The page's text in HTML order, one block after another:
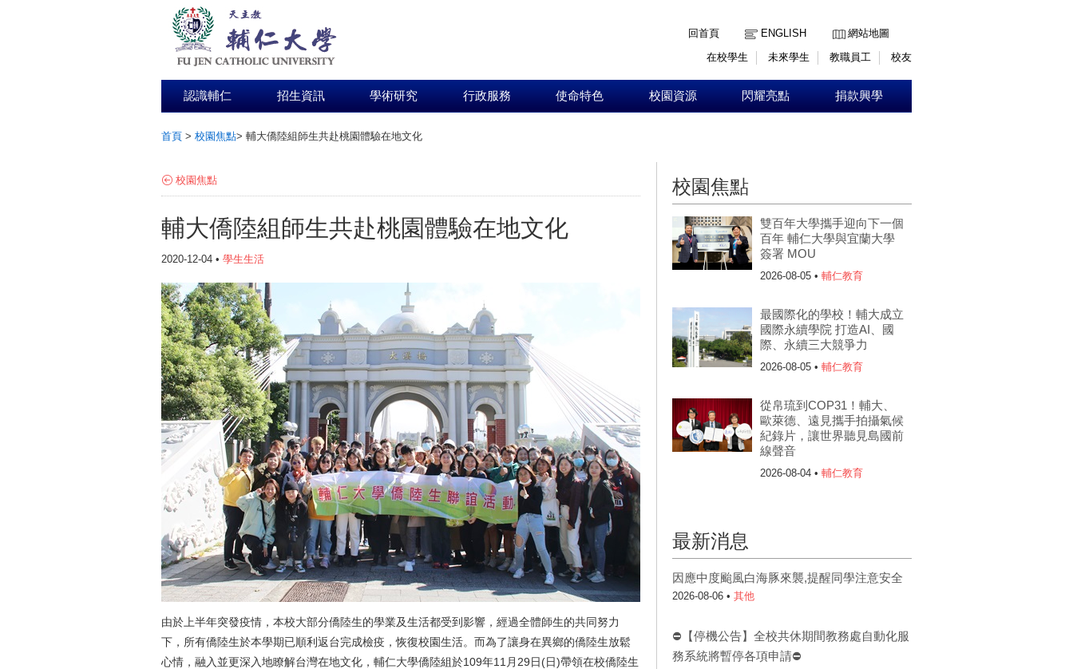
回首頁
ENGLISH
網站地圖
在校學生
未來學生 教職員工 校友
認識輔仁 招生資訊 學術研究 行政服務 使命特色 校園資源 閃耀亮點 捐款興學
首頁 > 校園焦點> 輔大僑陸組師生共赴桃園體驗在地文化
校園焦點
輔大僑陸組師生共赴桃園體驗在地文化
2020-12-04 • 學生生活
由於上半年突發疫情，本校大部分僑陸生的學業及生活都受到影響，經過全體師生的共同努力
下，所有僑陸生於本學期已順利返台完成檢疫，恢復校園生活。而為了讓身在異鄉的僑陸生放鬆
心情，融入並更深入地瞭解台灣在地文化，輔仁大學僑陸組於109年11月29日(日)帶領在校僑陸生
校園焦點
雙百年大學攜手迎向下一個
百年 輔仁大學與宜蘭大學
簽署 MOU
2026-08-05 • 輔仁教育
最國際化的學校！輔大成立
國際永續學院 打造AI、國
際、永續三大競爭力
2026-08-05 • 輔仁教育
從帛琉到COP31！輔大、
歐萊德、遠見攜手拍攝氣候
紀錄片，讓世界聽見島國前
線聲音
2026-08-04 • 輔仁教育
最新消息
因應中度颱風白海豚來襲,提醒同學注意安全
2026-08-06 • 其他
⛔【停機公告】全校共休期間教務處自動化服
務系統將暫停各項申請⛔